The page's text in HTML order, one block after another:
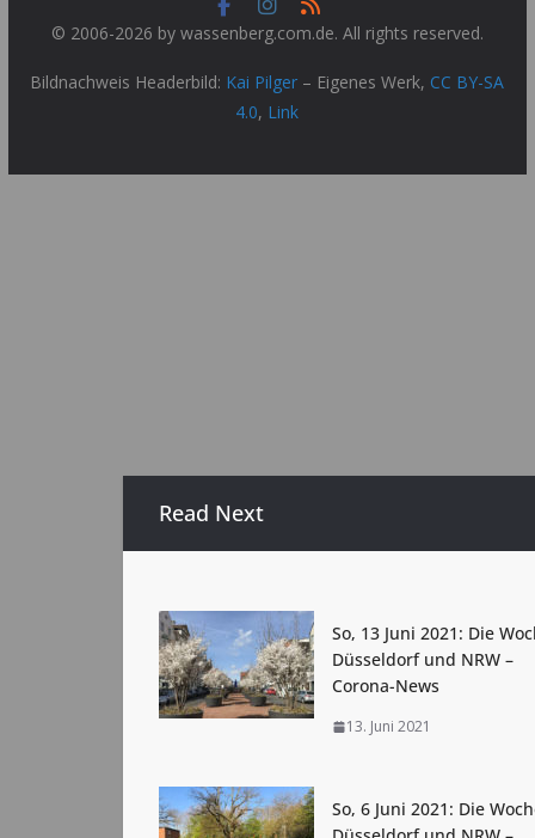
© 2006-2026 by wassenberg.com.de. All rights reserved.
Bildnachweis Headerbild: Kai Pilger – Eigenes Werk, CC BY-SA
4.0, Link
Read Next
So, 13 Juni 2021: Die
Düsseldorf und NRW –
Corona-News
13. Juni 2021
So, 6 Juni 2021: Die